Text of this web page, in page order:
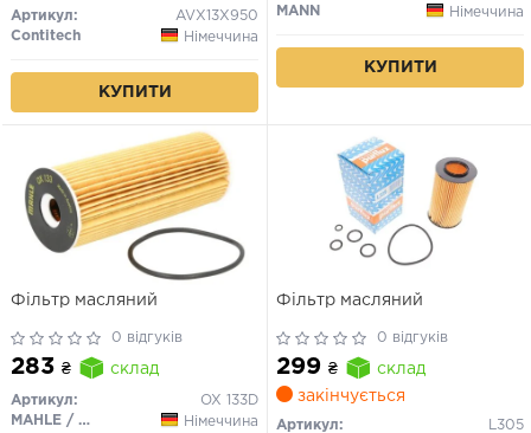
Артикул:
AVX13X950
Contitech
Німеччина
КУПИТИ
MANN
Німеччина
КУПИТИ
Фільтр масляний
0 відгуків
283 ₴ склад
Артикул:
OX 133D
MAHLE / KNECHT
Німеччина
Фільтр масляний
0 відгуків
299 ₴
склад
закінчується
Артикул:
L305